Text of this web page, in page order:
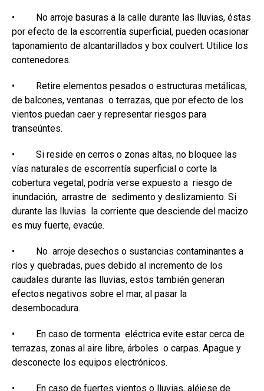
• No arroje basuras a la calle durante las lluvias, éstas
por efecto de la escorrentía superficial, pueden ocasionar
taponamiento de alcantarillados y box coulvert. Utilice los
contenedores.
• Retire elementos pesados o estructuras metálicas,
de balcones, ventanas o terrazas, que por efecto de los
vientos puedan caer y representar riesgos para
transeúntes.
• Si reside en cerros o zonas altas, no bloquee las
vías naturales de escorrentía superficial o corte la
cobertura vegetal, podría verse expuesto a riesgo de
inundación, arrastre de sedimento y deslizamiento. Si
durante las lluvias la corriente que desciende del macizo
es muy fuerte, evacúe.
• No arroje desechos o sustancias contaminantes a
ríos y quebradas, pues debido al incremento de los
caudales durante las lluvias, estos también generan
efectos negativos sobre el mar, al pasar la
desembocadura.
• En caso de tormenta eléctrica evite estar cerca de
terrazas, zonas al aire libre, árboles o carpas. Apague y
desconecte los equipos electrónicos.
• En caso de fuertes vientos o lluvias, aléjese de